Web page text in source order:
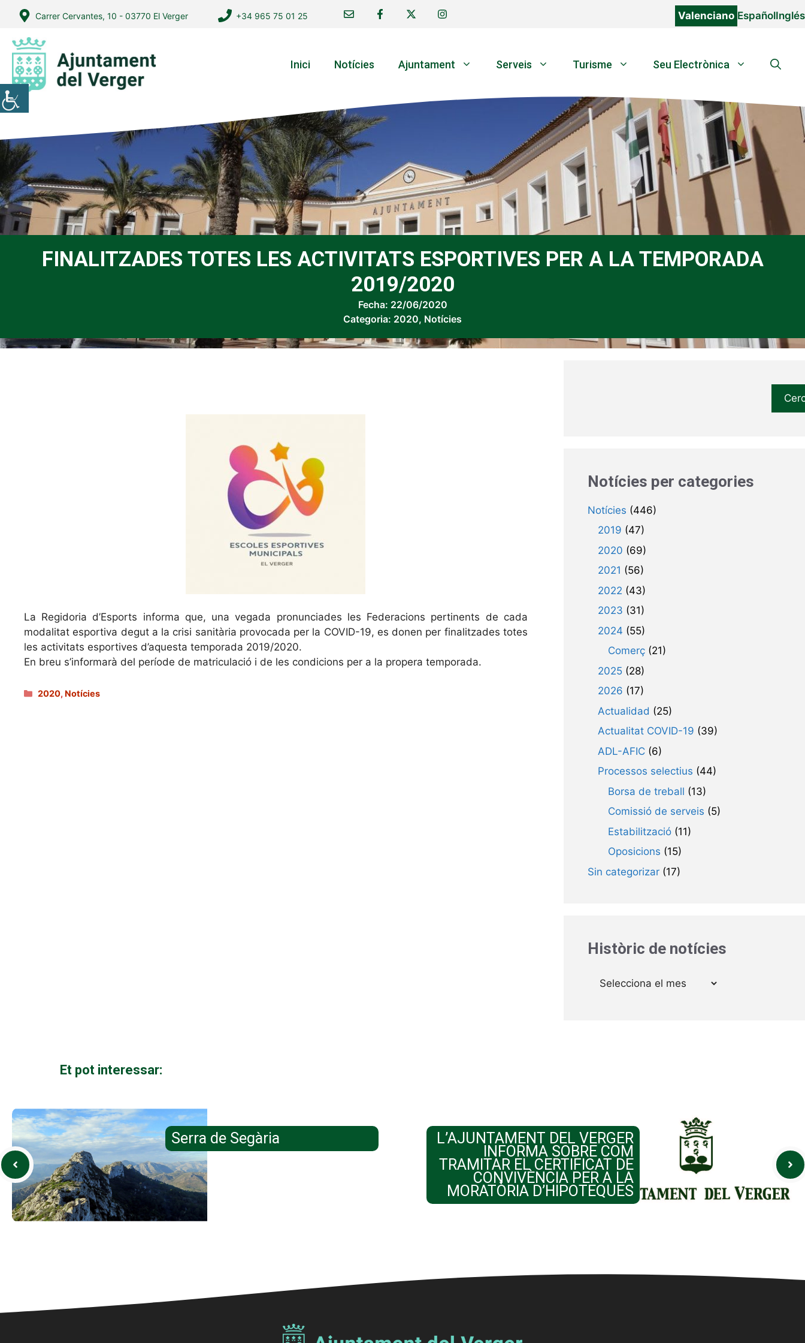
contingut
Carrer Cervantes, 10 - 03770 El Verger +34 965 75 01 25 Valenciano EspañolInglés
Inici Notícies Ajuntament Serveis Turisme Seu Electrònica
FINALITZADES TOTES LES ACTIVITATS ESPORTIVES PER A LA TEMPORADA
2019/2020
Fecha: 22/06/2020
Categoria: 2020, Notícies
La Regidoria d’Esports informa que, una vegada pronunciades les Federacions pertinents de cada
modalitat esportiva degut a la crisi sanitària provocada per la COVID-19, es donen per finalitzades totes
les activitats esportives d’aquesta temporada 2019/2020.
En breu s’informarà del període de matriculació i de les condicions per a la propera temporada.
Categories
2020, Notícies
Notícies per categories
Notícies (446)
2019 (47)
2020 (69)
2021 (56)
2022 (43)
2023 (31)
2024 (55)
Comerç(21)
2025(28)
2026 (17)
Actualidad (25)
Actualitat COVID-19 (39)
ADL-AFIC(6)
Processos selectius (44)
Borsa de treball (13)
Comissió de serveis (5)
Estabilització(11)
Oposicions (15)
Sin categorizar(17)
Històric de notícies
Arxius
Et pot interessar:
Serra de Segària L’AJUNTAMENT DEL VERGER
INFORMA SOBRE COM
TRAMITAR EL CERTIFICAT DE
CONVIVÈNCIA PER A LA
MORATÒRIA D’HIPOTEQUES